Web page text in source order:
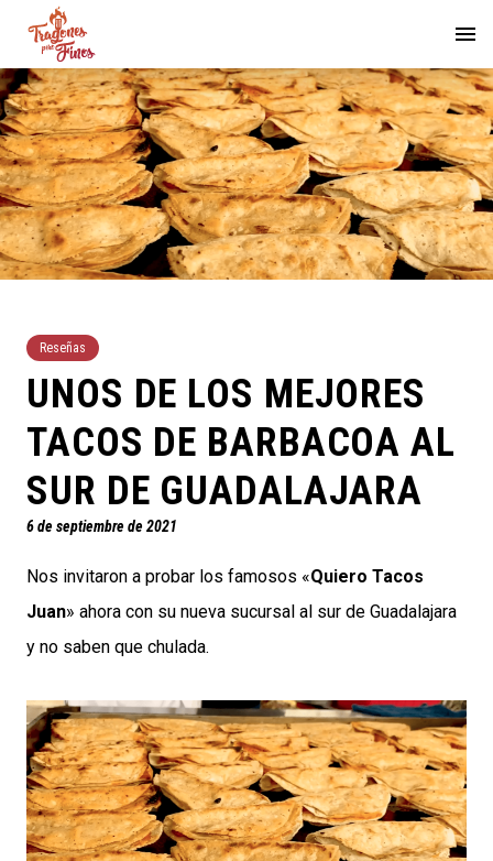
Reseñas
UNOS DE LOS MEJORES
TACOS DE BARBACOA AL
SUR DE GUADALAJARA
6 de septiembre de 2021
Nos invitaron a probar los famosos «Quiero Tacos
Juan» ahora con su nueva sucursal al sur de Guadalajara
y no saben que chulada.